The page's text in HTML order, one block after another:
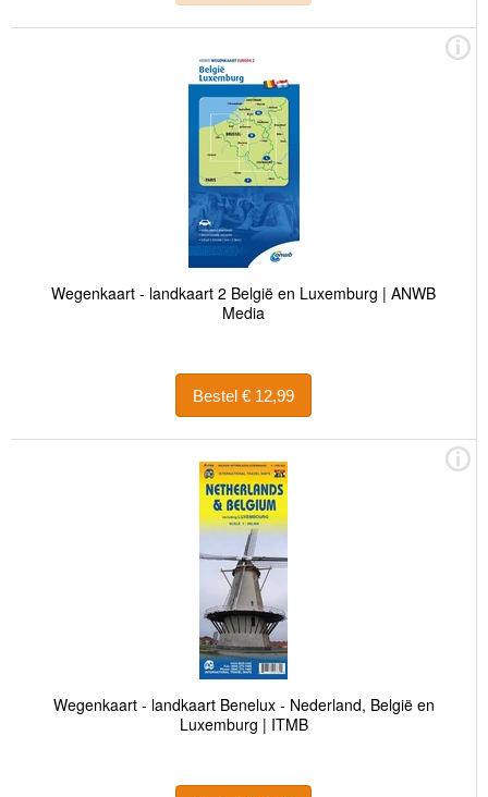
Wegenkaart - landkaart 2 België en Luxemburg | ANWB
Media
Bestel € 12,99
Wegenkaart - landkaart Benelux - Nederland, België en
Luxemburg | ITMB